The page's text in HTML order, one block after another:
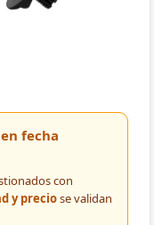
fecha
con
y preciose validan